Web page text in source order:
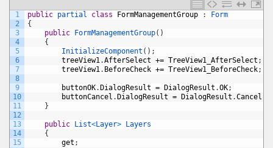
1
2
3
4
5
6
7
8
9
10
11
12
13
14
15
public partial class FormManagementGroup :
Form
{
public
FormManagementGroup( )
{
InitializeComponent ( ) ;
treeView1.AfterSelect += TreeView1_AfterSelect ;
treeView1. BeforeCheck += TreeView1_BeforeCheck;
buttonOK. DialogResult = DialogResult .OK;
buttonCancel . DialogResult = DialogResult .Cancel
}
public List<Layer>
Layers
{
get ;